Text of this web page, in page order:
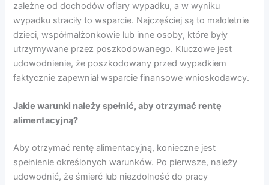
zależne od dochodów ofiary wypadku, a w wyniku
wypadku straciły to wsparcie. Najczęściej są to małoletnie
dzieci, współmałżonkowie lub inne osoby, które były
utrzymywane przez poszkodowanego. Kluczowe jest
udowodnienie, że poszkodowany przed wypadkiem
faktycznie zapewniał wsparcie finansowe wnioskodawcy.
Jakie warunki należy spełnić, aby otrzymać rentę
alimentacyjną?
Aby otrzymać rentę alimentacyjną, konieczne jest
spełnienie określonych warunków. Po pierwsze, należy
udowodnić, że śmierć lub niezdolność do pracy